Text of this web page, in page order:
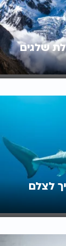
שלגים
לצלם